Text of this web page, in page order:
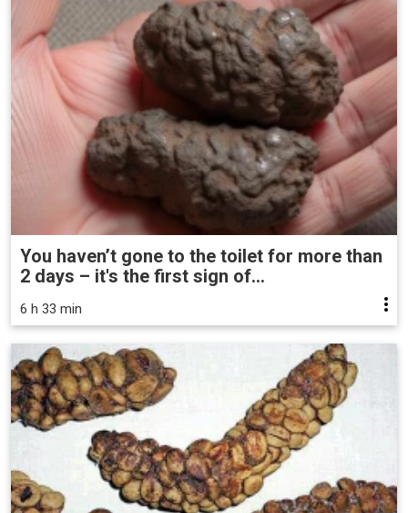
You haven’t gone to the toilet for more than
2 days – it's the first sign of...
6 h 33 min